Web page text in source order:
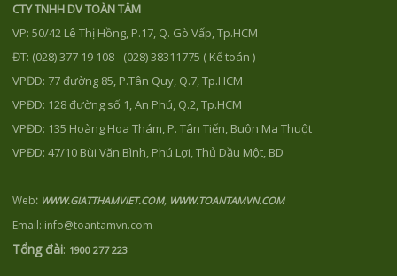
CTY TNHH DV TOÀN TÂM
VP: 50/42 Lê Thị Hồng, P.17, Q. Gò Vấp, Tp.HCM
ĐT: (028) 377 19 108 - (028) 38311775 ( Kế toán )
VPĐD: 77 đường 85, P.Tân Quy, Q.7, Tp.HCM
VPĐD: 128 đường số 1, An Phú, Q.2, Tp.HCM
VPĐD: 135 Hoàng Hoa Thám, P. Tân Tiến, Buôn Ma Thuột
VPĐD: 47/10 Bùi Văn Bình, Phú Lợi, Thủ Dầu Một, BD
Web: WWW.GIATTHAMVIET.COM, WWW.TOANTAMVN.COM
Email: info@toantamvn.com
Tổng đài: 1900 277 223